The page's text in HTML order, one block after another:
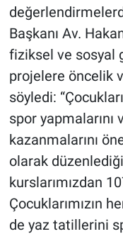
Başkanı Av.
fiziksel ve sosyal
projelere öncelik
söyledi:
spor
kazanmalarını
olarak
kurslarımızdan
Çocuklarımızın
de yaz tatillerini